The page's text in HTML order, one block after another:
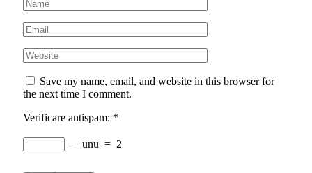
Save my name, email, and website in this browser for
the next time I comment.
Verificare antispam: *
− unu = 2